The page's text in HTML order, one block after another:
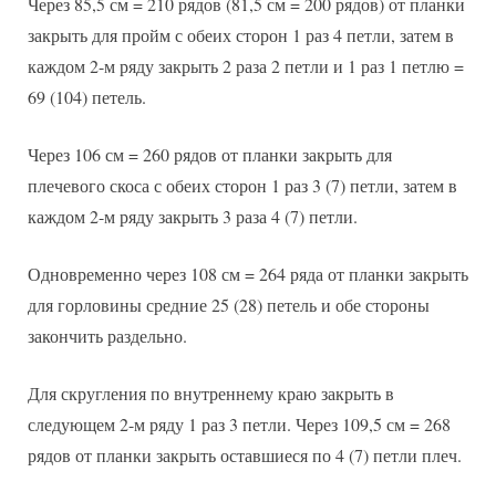
закрыть для пройм с обеих сторон 1 раз 4 петли, затем в
каждом 2-м ряду закрыть 2 раза 2 петли и 1 раз 1 петлю =
69 (104) петель.
Через 106 см = 260 рядов от планки закрыть для
плечевого скоса с обеих сторон 1 раз 3 (7) петли, затем в
каждом 2-м ряду закрыть 3 раза 4 (7) петли.
Одновременно через 108 см = 264 ряда от планки закрыть
для горловины средние 25 (28) петель и обе стороны
закончить раздельно.
Для скругления по внутреннему краю закрыть в
следующем 2-м ряду 1 раз 3 петли. Через 109,5 см = 268
рядов от планки закрыть оставшиеся по 4 (7) петли плеч.